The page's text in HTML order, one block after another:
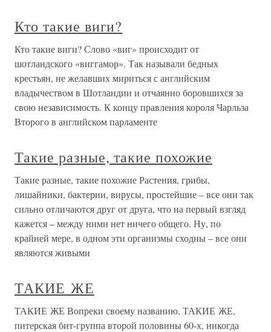
Кто такие виги?
Кто такие виги? Слово «виг» происходит от
шотландского «виггамор». Так называли бедных
крестьян, не желавших мириться с английским
владычеством в Шотландии и отчаянно боровшихся за
свою независимость. К концу правления короля Чарльза
Второго в английском парламенте
Такие разные, такие похожие
Такие разные, такие похожие Растения, грибы,
лишайники, бактерии, вирусы, простейшие – все они так
сильно отличаются друг от друга, что на первый взгляд
кажется – между ними нет ничего общего. Ну, по
крайней мере, в одном эти организмы сходны – все они
являются живыми
ТАКИЕ ЖЕ
ТАКИЕ ЖЕ Вопреки своему названию, ТАКИЕ ЖЕ,
питерская бит-группа второй половины 60-х, никогда